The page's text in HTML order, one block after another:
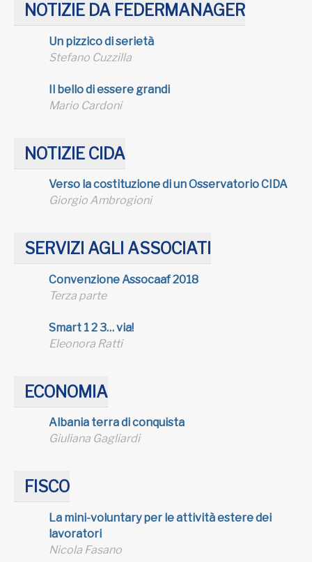
NOTIZIE DA FEDERMANAGER
Un pizzico di serietà
Stefano Cuzzilla
Il bello di essere grandi
Mario Cardoni
NOTIZIE CIDA
Verso la costituzione di un Osservatorio CIDA
Giorgio Ambrogioni
SERVIZI AGLI ASSOCIATI
Convenzione Assocaaf 2018
Terza parte
Smart 1 2 3… via!
Eleonora Ratti
ECONOMIA
Albania terra di conquista
Giuliana Gagliardi
FISCO
La mini-voluntary per le attività estere dei
lavoratori
Nicola Fasano